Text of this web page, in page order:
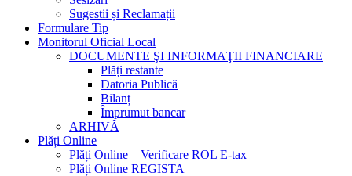
Sugestii și Reclamații
Formulare Tip
Monitorul Oficial Local
DOCUMENTE ŞI INFORMAŢII FINANCIARE
Plăți restante
Datoria Publică
Bilanț
Împrumut bancar
ARHIVĂ
Plăți Online
Plăți Online – Verificare ROL E-tax
Plăți Online REGISTA